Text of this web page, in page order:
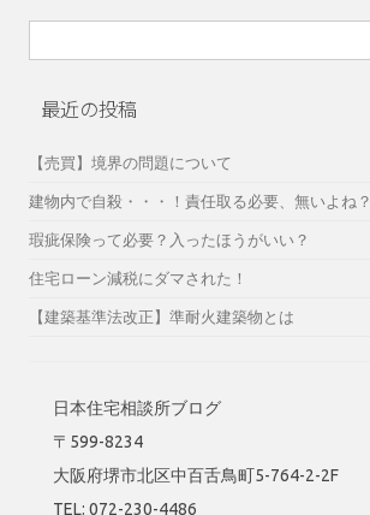
索:
最近の投稿
【売買】境界の問題について
建物内で自殺・・・！責任取る必要、無いよね？
瑕疵保険って必要？入ったほうがいい？
住宅ローン減税にダマされた！
【建築基準法改正】準耐火建築物とは
日本住宅相談所ブログ
〒599-8234
大阪府堺市北区中百舌鳥町5-764-2-2F
TEL: 072-230-4486